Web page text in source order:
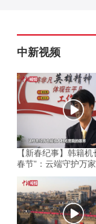
中新视频
【新春纪事】韩籍机
春节”：云端守护万